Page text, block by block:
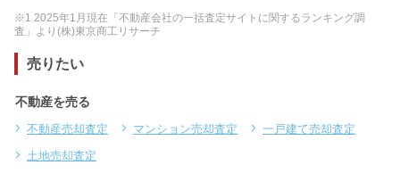
※1 2025年1月現在「不動産会社の一括査定サイトに関するランキング調
査」より(株)東京商工リサーチ
売りたい
不動産を売る
不動産売却査定 マンション売却査定
一戸建て売却査定
土地売却査定